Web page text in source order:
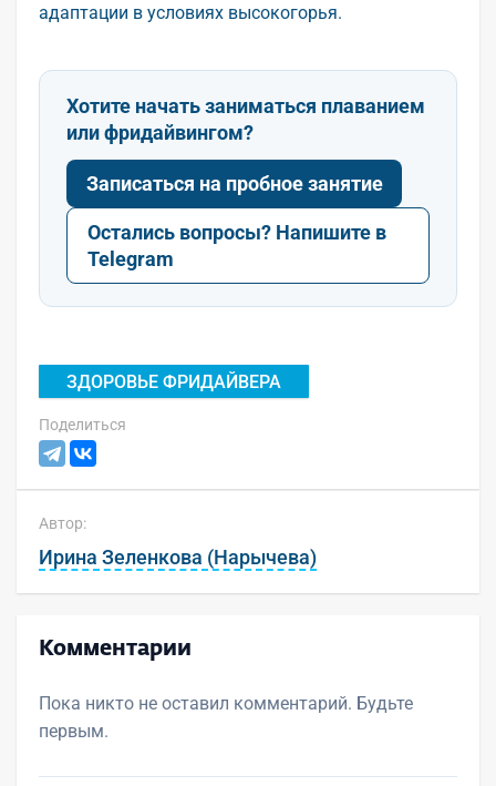
адаптации в условиях высокогорья.
Хотите начать заниматься плаванием
или фридайвингом?
Записаться на пробное занятие
Остались вопросы? Напишите в
Telegram
ЗДОРОВЬЕ ФРИДАЙВЕРА
Поделиться
Автор:
Ирина Зеленкова (Нарычева)
Комментарии
Пока никто не оставил комментарий. Будьте
первым.